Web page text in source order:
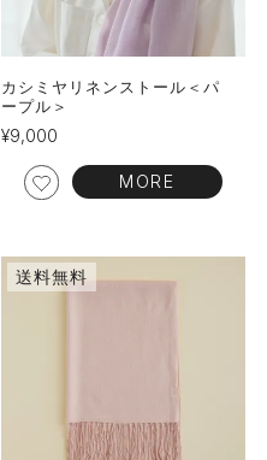
カシミヤリネンストール＜パ
ープル＞
¥9,000
MORE
送料無料